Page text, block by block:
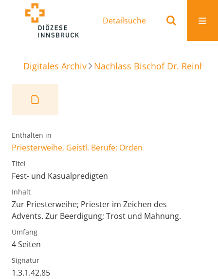
Detailsuche
Digitales Archiv Nachlass Bischof Dr.
Enthalten in
Priesterweihe, Geistl. Berufe; Orden
Titel
Fest- und Kasualpredigten
Inhalt
Zur Priesterweihe; Priester im Zeichen des
Advents. Zur Beerdigung; Trost und Mahnung.
Umfang
4 Seiten
Signatur
1.3.1.42.85